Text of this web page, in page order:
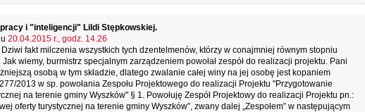
i "inteligencji" Lildi Stępkowskiej.
20.04.2015 r., godz. 14.26
fakt milczenia wszystkich tych dzentelmenów, którzy w conajmniej równym stopniu
wiemy, burmistrz specjalnym zarządzeniem powołał zespół do realizacji projektu. Pani
osobą w tym składzie, dlatego zwalanie całej winy na jej osobę jest kopaniem
2013 w sp. powołania Zespołu Projektowego do realizacji Projektu "Przygotowanie
na terenie gminy Wyszków" § 1. Powołuję Zespół Projektowy do realizacji Projektu pn.:
oferty turystycznej na terenie gminy Wyszków”, zwany dalej „Zespołem” w następującym